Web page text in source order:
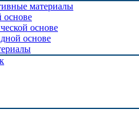
материалы
основе
основе
основе